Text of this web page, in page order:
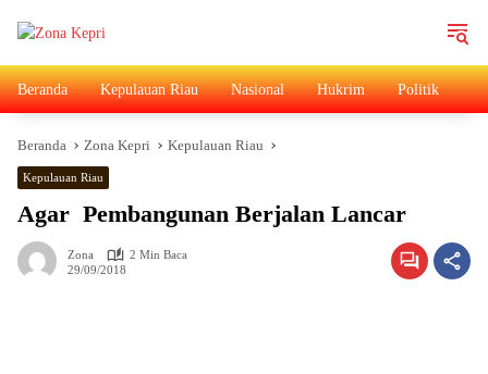
Beranda Kepulauan Riau Nasional Hukrim Politik
Beranda Zona Kepri Kepulauan Riau
Kepulauan Riau
Agar Pembangunan Berjalan Lancar
Zona
2 Min Baca
29/09/2018